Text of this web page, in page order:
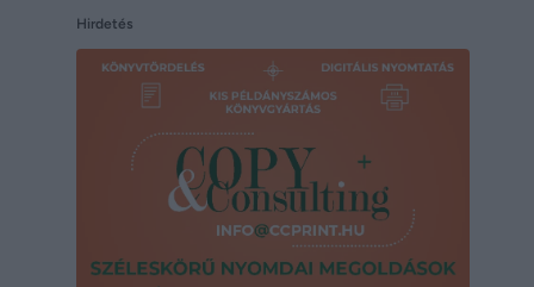
Hirdetés